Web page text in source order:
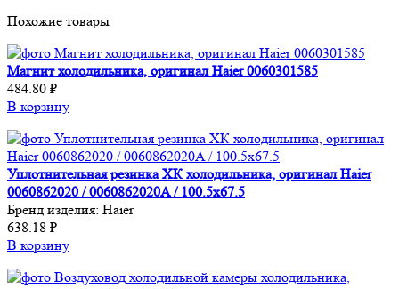
Похожие товары
Магнит холодильника, оригинал Haier 0060301585
484.80 ₽
В корзину
Уплотнительная резинка ХК холодильника, оригинал Haier
0060862020 / 0060862020A / 100.5x67.5
Бренд изделия: Haier
638.18 ₽
В корзину